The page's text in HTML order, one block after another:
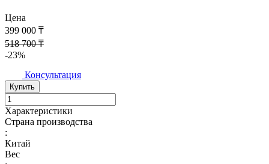
Цена
399 000 ₸
518 700 ₸
-23%
Консультация
Купить
Характеристики
Страна производства
:
Китай
Вес